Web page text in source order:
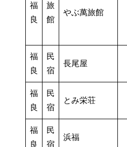
福
良
旅
館
やぶ萬旅館
福
良
民
宿
長尾屋
福
良
民
宿
とみ栄荘
福
良
民
宿
浜福